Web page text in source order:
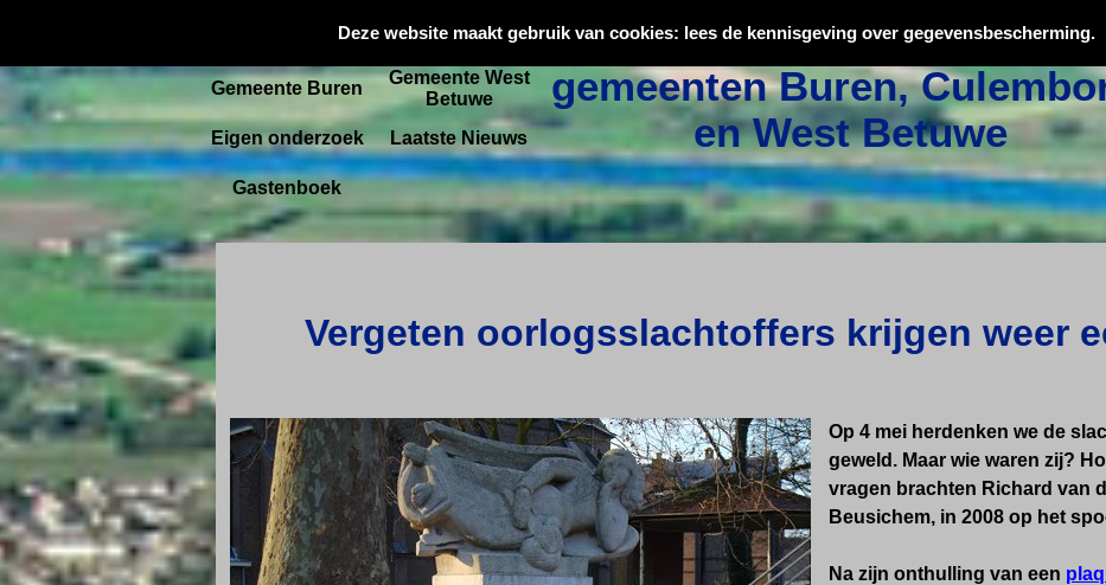
Deze website maakt gebruik van cookies: lees de kennisgeving over gegevensbescherming.
Oorlogsslachtoffers uit
gemeenten Buren,
en West Betuwe
Gemeente
Culemborg
Gemeente Buren
Gemeente West
Betuwe
Eigen onderzoek
Laatste Nieuws
Gastenboek
Vergeten oorlogsslachtoffers krijgen weer
Op 4 mei herdenken we de
geweld. Maar wie waren zij?
vragen brachten Richard van
Beusichem, in 2008 op het
Na zijn onthulling van een